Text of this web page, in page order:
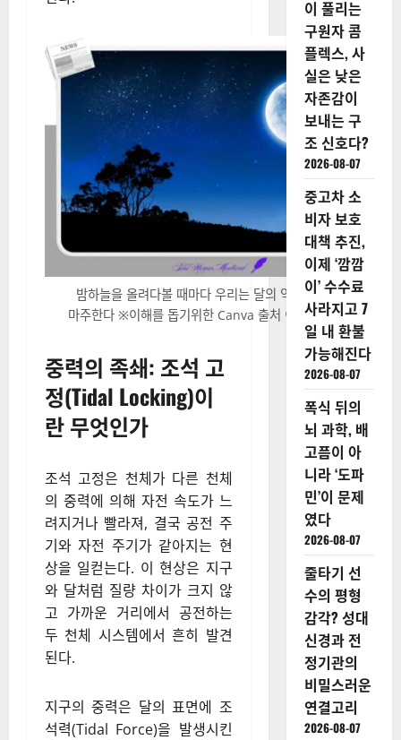
밤하늘을 올려다볼 때마다 우리는 달의 익숙한 모습을
마주한다 ※이해를 돕기위한 Canva 출처 이미지입니다.
중력의 족쇄: 조석 고
정(Tidal Locking)이
란 무엇인가
조석 고정은 천체가 다른 천체
의 중력에 의해 자전 속도가 느
려지거나 빨라져, 결국 공전 주
기와 자전 주기가 같아지는 현
상을 일컫는다. 이 현상은 지구
와 달처럼 질량 차이가 크지 않
고 가까운 거리에서 공전하는
두 천체 시스템에서 흔히 발견
된다.
지구의 중력은 달의 표면에 조
석력(Tidal Force)을 발생시킨
이 풀리는
구원자 콤
플렉스, 사
실은 낮은
자존감이
보내는 구
조 신호다?
2026-08-07
중고차 소
비자 보호
대책 추진,
이제 ‘깜깜
이’ 수수료
사라지고 7
일 내 환불
가능해진다
2026-08-07
폭식 뒤의
뇌 과학, 배
고픔이 아
니라 ‘도파
민’이 문제
였다
2026-08-07
줄타기 선
수의 평형
감각? 성대
신경과 전
정기관의
비밀스러운
연결고리
2026-08-07